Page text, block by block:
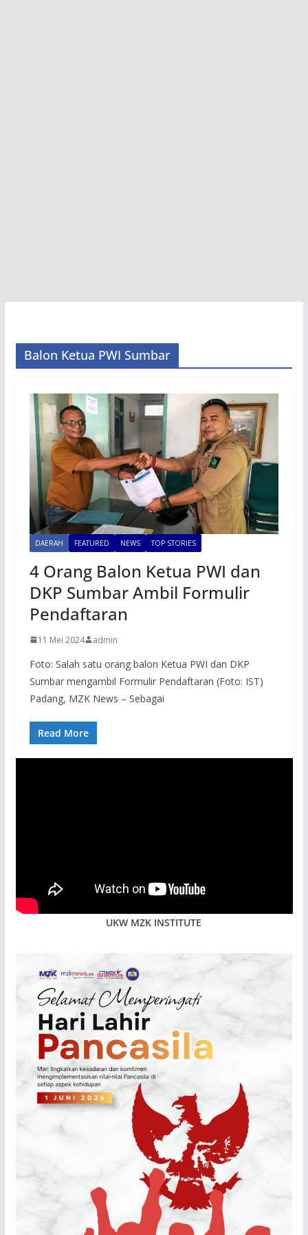
Balon Ketua PWI Sumbar
DAERAH FEATURED NEWS TOP STORIES
4 Orang Balon Ketua PWI dan
DKP Sumbar Ambil Formulir
Pendaftaran
11 Mei 2024 admin
Foto: Salah satu orang balon Ketua PWI dan DKP
Sumbar mengambil Formulir Pendaftaran (Foto: IST)
Padang, MZK News – Sebagai
Read More
UKW MZK INSTITUTE